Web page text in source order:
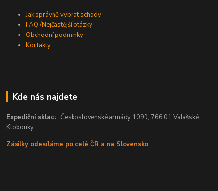
Jak správně vybrat schody
FAQ /Nejčastější otázky
Obchodní podmínky
Kontakty
Kde nás najdete
Expediční sklad:Československé armády 1090, 766 01 Valašské
Klobouky
Zásilky odesíláme po celé ČR a na Slovensko